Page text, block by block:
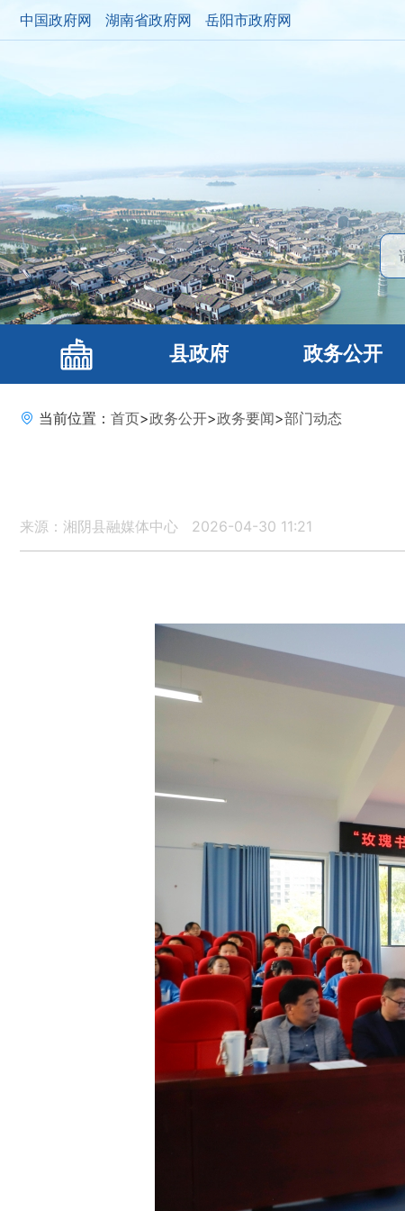
中国政府网 湖南省政府网 岳阳市政府网
县政府 政务公开
当前位置： 首页>政务公开>政务要闻>部门动态
来源：湘阴县融媒体中心 2026-04-30 11:21